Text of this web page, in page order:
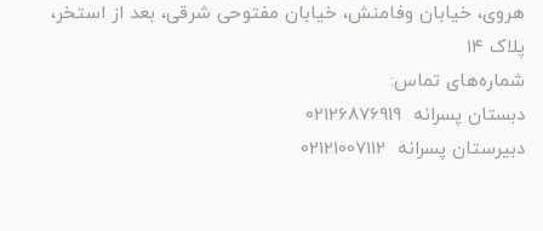
هروی، خیابان وفامنش، خیابان مفتوحی شرقی، بعد از استخر،
پلاک ۱۴
شماره‌های تماس:
دبستان پسرانه 02126876919
دبیرستان پسرانه 02121007112